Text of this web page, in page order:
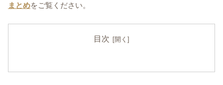
まとめをご覧ください。
目次